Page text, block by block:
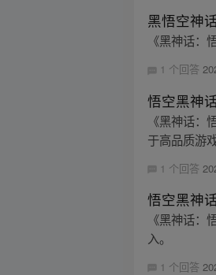
黑悟空神
《黑神话：
1 个回答
悟空黑神
《黑神话
于高品质游
1 个回答
悟空黑神
《黑神话
入。
1 个回答